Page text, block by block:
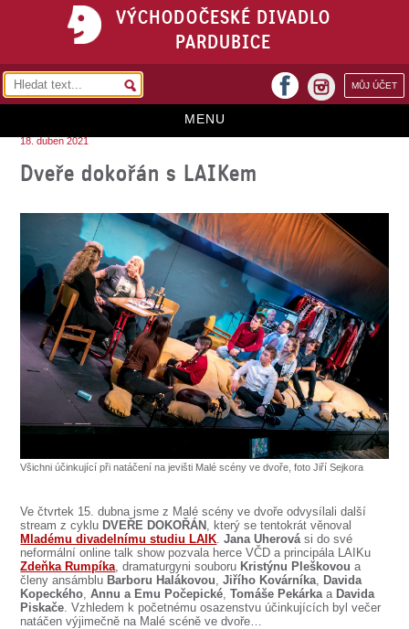
VÝCHODOČESKÉ DIVADLO
PARDUBICE
MŮJ ÚČET
facebook
MENU
REPERTOÁR
VSTUPENKY
PŘEDPLATNÉ
KONTAKTY
O DIVADLE
SOUBOR
DÁLE NABÍZÍME
18. duben 2021
Dveře dokořán s LAIKem
Všichni účinkující při natáčení na jevišti Malé scény ve dvoře, foto Jiří Sejkora
Ve čtvrtek 15. dubna jsme z Malé scény ve dvoře odvysílali další
stream z cyklu DVEŘE DOKOŘÁN
, který se tentokrát věnoval
Mladému divadelnímu studiu LAIK .Jana Uherová si do své
neformální online talk show pozvala herce VČD a principála LAIKu
Zdeňka Rumpíka , dramaturgyni souboru Kristýnu Pleškovoua
členy ansámblu Barboru Halákovou ,Jiřího Kovárníka
Davida
Kopeckého ,Annu a Emu Počepické ,Tomáše Pekárka a Davida
Piskače . Vzhledem k početnému osazenstvu účinkujících byl večer
natáčen výjimečně na Malé scéně ve dvoře…